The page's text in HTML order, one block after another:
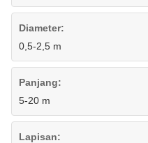
Diameter:
0,5-2,5 m
Panjang:
5-20 m
Lapisan: